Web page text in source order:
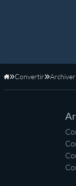
Accueil
Convertir